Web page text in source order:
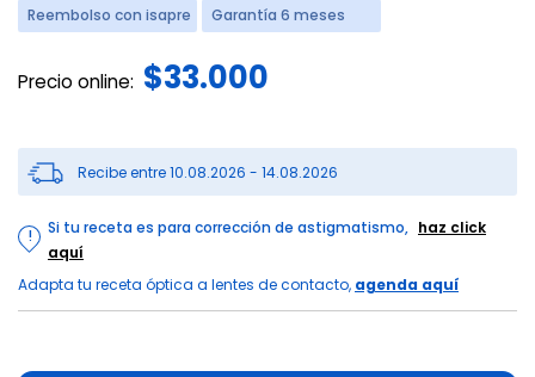
Reembolso con isapre
Garantía 6 meses
Precio online: $33.000
Recibe entre 10.08.2026 - 14.08.2026
! Si tu receta es para corrección de astigmatismo, haz click
aquí
Adapta tu receta óptica a lentes de contacto, agenda aquí